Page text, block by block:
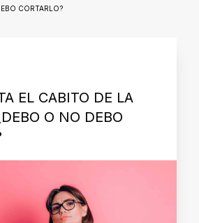
CORTARLO?
EL CABITO DE LA
O NO DEBO